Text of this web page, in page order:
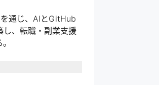
通じ、AIとGitHub
し、転職・副業支援